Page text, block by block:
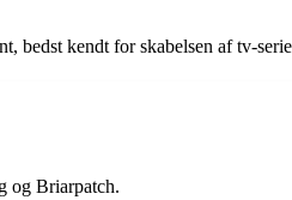
bedst kendt for skabelsen af tv-
og Briarpatch.